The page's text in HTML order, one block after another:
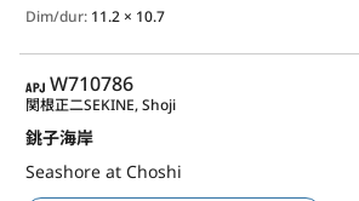
Dim/dur: 11.2 × 10.7
APJ
W710786
銚子海岸
Seashore at Choshi
関根正二SEKINE, Shoji